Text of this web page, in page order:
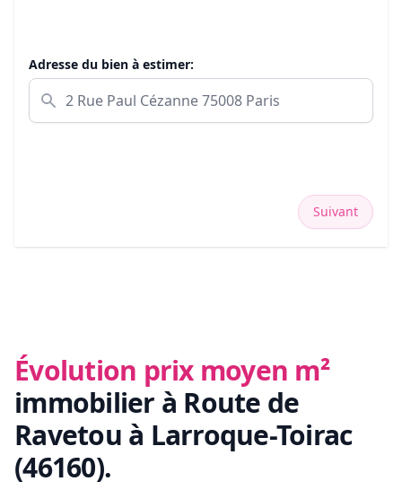
Adresse du bien à estimer:
Suivant
Évolution prix moyen m²
immobilier à Route de
Ravetou à Larroque-Toirac
(46160).